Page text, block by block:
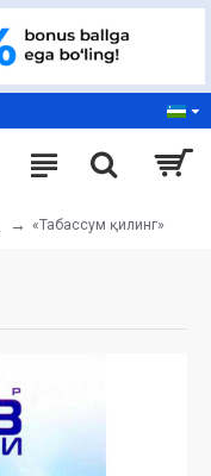
«Табассум қилинг»